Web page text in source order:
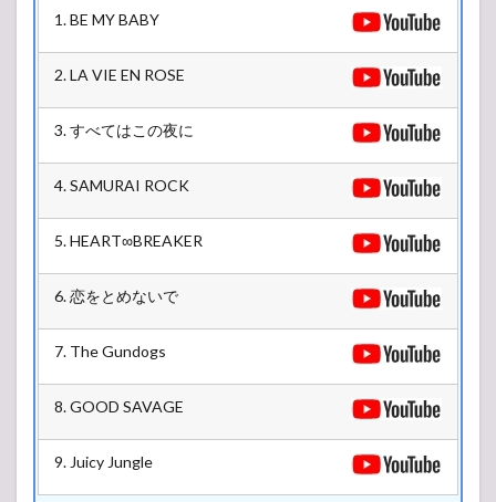
1. BE MY BABY
2. LA VIE EN ROSE
3. すべてはこの夜に
4. SAMURAI ROCK
5. HEART∞BREAKER
6. 恋をとめないで
7. The Gundogs
8. GOOD SAVAGE
9. Juicy Jungle